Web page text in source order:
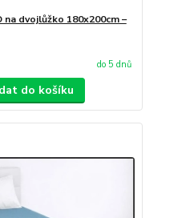
dvojlůžko 180x200cm –
do 5 dnů
do košíku